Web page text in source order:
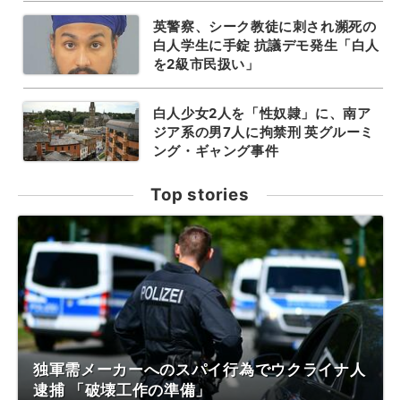
英警察、シーク教徒に刺され瀕死の
白人学生に手錠 抗議デモ発生「白人
を2級市民扱い」
白人少女2人を「性奴隷」に、南ア
ジア系の男7人に拘禁刑 英グルーミ
ング・ギャング事件
Top stories
独軍需メーカーへのスパイ行為でウクライナ人
逮捕 「破壊工作の準備」